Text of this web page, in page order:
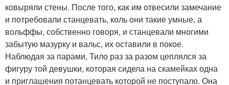
ковыряли стены. После того, как им отвесили замечание
и потребовали станцевать, коль они такие умные, а
вольффы, собственно говоря, и станцевали многими
забытую мазурку и вальс, их оставили в покое.
Наблюдая за парами, Тило раз за разом цеплялся за
фигуру той девушки, которая сидела на скамейках одна
и приглашения потанцевать которой не поступало. Она